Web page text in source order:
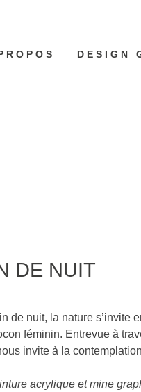
DESIGN
DE NUIT
de nuit, la nature s’invite
féminin. Entrevue à
invite à la
acrylique et mine